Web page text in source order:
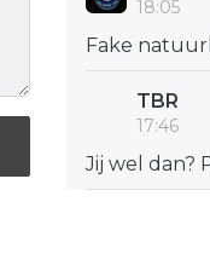
18:05
Fake
TBR
17:46
Jij wel dan?